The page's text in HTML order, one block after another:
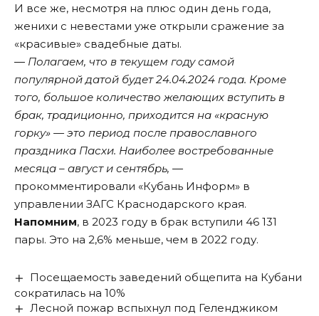
И все же, несмотря на плюс один день года,
женихи с невестами уже открыли сражение за
«красивые» свадебные даты.
― Полагаем, что в текущем году самой
популярной датой будет 24.04.2024 года. Кроме
того, большое количество желающих вступить в
брак, традиционно, приходится на «красную
горку» — это период после православного
праздника Пасхи. Наиболее востребованные
месяца – август и сентябрь, ―
прокомментировали «Кубань Информ» в
управлении ЗАГС Краснодарского края.
Напомним, в 2023 году в брак вступили 46 131
пары. Это на 2,6% меньше, чем в 2022 году.
Посещаемость заведений общепита на Кубани
сократилась на 10%
Лесной пожар вспыхнул под Геленджиком